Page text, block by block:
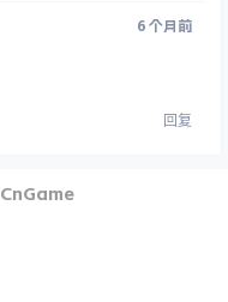
6 个月前
回复
CnGame